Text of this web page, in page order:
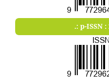
.: p-ISSN :